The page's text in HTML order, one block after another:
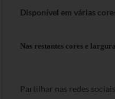
Disponível em várias
Nas restantes cores e
Partilhar nas redes sociais